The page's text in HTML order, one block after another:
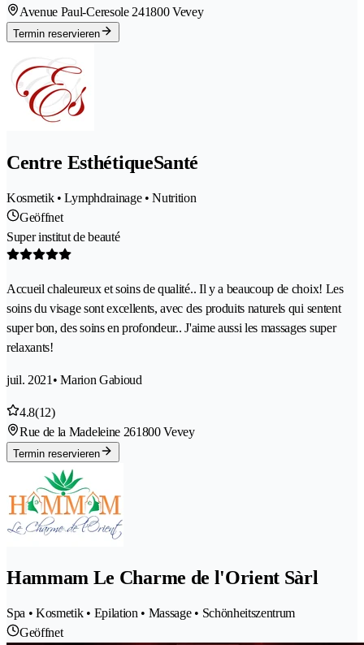
Avenue Paul-Ceresole 241800 Vevey
Termin reservieren
Centre EsthétiqueSanté
Kosmetik • Lymphdrainage • Nutrition
Geöffnet
Super institut de beauté
Accueil chaleureux et soins de qualité.. Il y a beaucoup de choix! Les
soins du visage sont excellents, avec des produits naturels qui sentent
super bon, des soins en profondeur.. J'aime aussi les massages super
relaxants!
juil. 2021 • Marion Gabioud
4.8(12)
Rue de la Madeleine 261800 Vevey
Termin reservieren
Hammam Le Charme de l'Orient Sàrl
Spa • Kosmetik • Epilation • Massage • Schönheitszentrum
Geöffnet